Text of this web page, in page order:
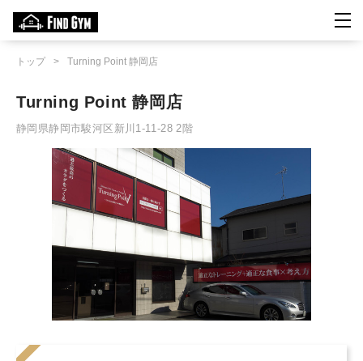
トップ > Turning Point 静岡店
Turning Point 静岡店
静岡県静岡市駿河区新川1-11-28 2階